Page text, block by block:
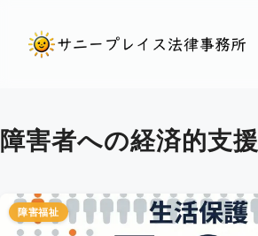
へ
ッ
障害者への経済的支援
障害福祉